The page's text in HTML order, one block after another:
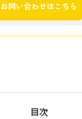
お問い合わせはこちら
目次